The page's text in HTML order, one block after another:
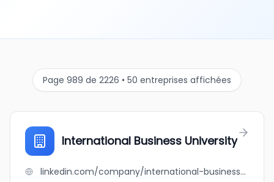
Page 989 de 2226 • 50 entreprises affichées
International Business University
linkedin.com/company/international-business-university-ibu